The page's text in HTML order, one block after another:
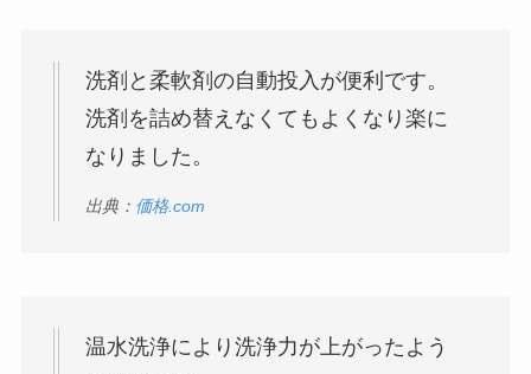
洗剤と柔軟剤の自動投入が便利です。
洗剤を詰め替えなくてもよくなり楽に
なりました。
出典： 価格.com
温水洗浄により洗浄力が上がったよう